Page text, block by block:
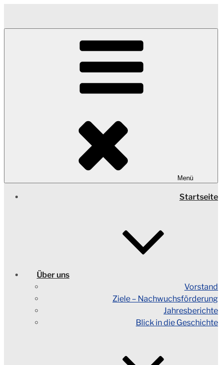
springen
Menü
Startseite
Über uns
Vorstand
Ziele – Nachwuchsförderung
Jahresberichte
Blick in die Geschichte